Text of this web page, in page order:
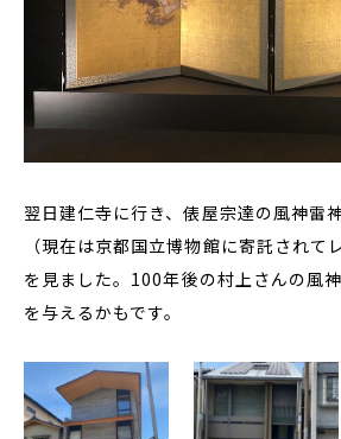
翌日建仁寺に行き、俵屋宗達の風神雷
（現在は京都国立博物館に寄託されて
を見ました。100年後の村上さんの風
を与えるかもです。